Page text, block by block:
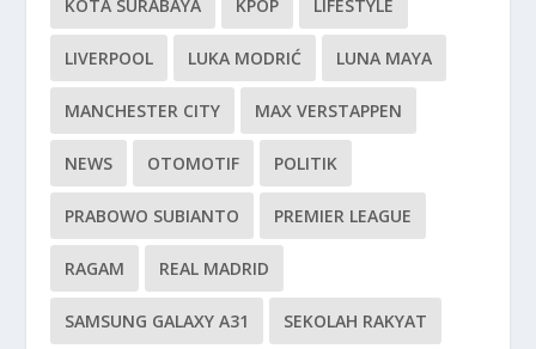
KOTA SURABAYA KPOP LIFESTYLE
LIVERPOOL LUKA MODRIĆ LUNA MAYA
MANCHESTER CITY MAX VERSTAPPEN
NEWS OTOMOTIF POLITIK
PRABOWO SUBIANTO PREMIER LEAGUE
RAGAM REAL MADRID
SAMSUNG GALAXY A31 SEKOLAH RAKYAT